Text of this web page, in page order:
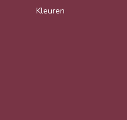
Kleuren